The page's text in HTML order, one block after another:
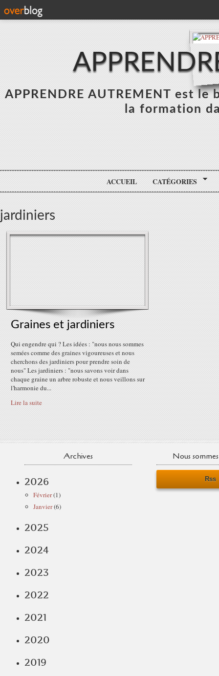
APPRENDRE AUTREMENT est
la formation
ACCUEIL CATÉGORIES
jardiniers
Graines et jardiniers
Qui engendre qui ? Les idées : "nous nous sommes
semées comme des graines vigoureuses et nous
cherchons des jardiniers pour prendre soin de
nous" Les jardiniers : "nous savons voir dans
chaque graine un arbre robuste et nous veillons sur
l'harmonie du...
Lire la suite
Archives
2026
Février(1)
Janvier(6)
2025
2024
2023
2022
2021
2020
2019
Nous
Rss